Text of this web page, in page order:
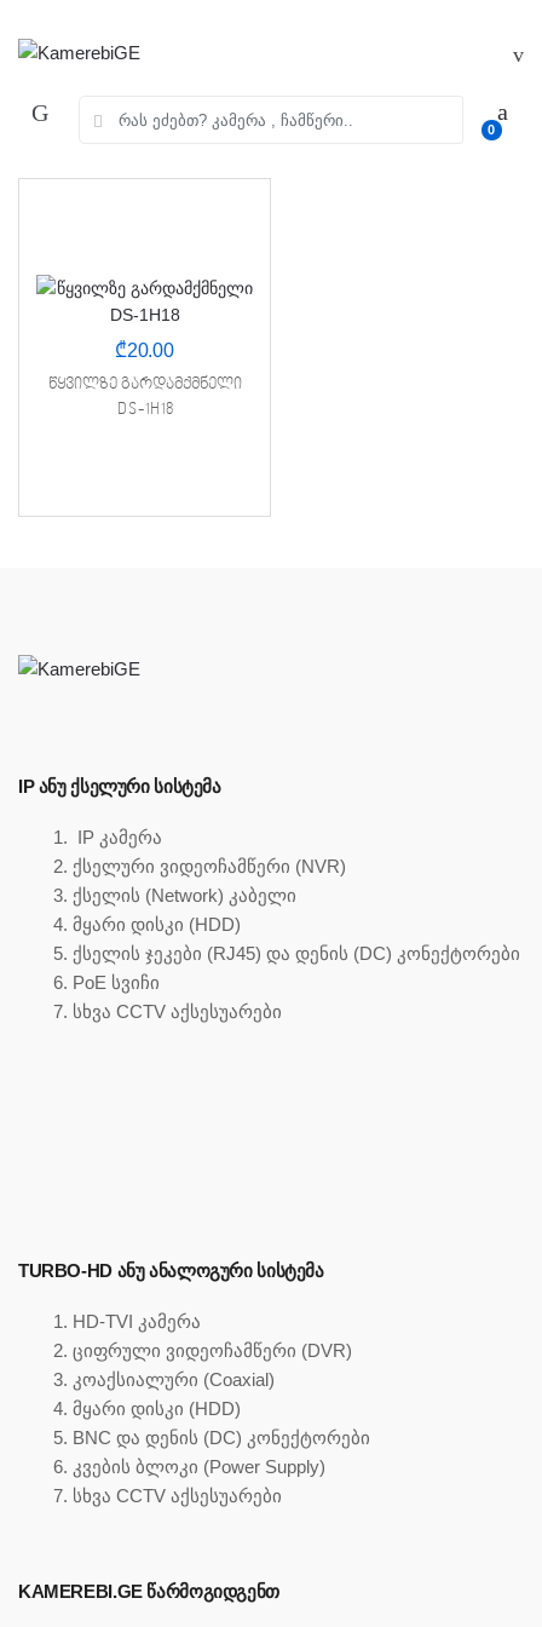
0
₾20.00
წყვილზე გარდამქმნელი
DS-1H18
IP ᲐᲜᲣ ᲥᲡᲔᲚᲣᲠᲘ ᲡᲘᲡᲢᲔᲛᲐ
IP კამერა
ქსელური ვიდეოჩამწერი (NVR)
ქსელის (Network) კაბელი
მყარი დისკი (HDD)
ქსელის ჯეკები (RJ45) და დენის (DC) კონექტორები
PoE სვიჩი
სხვა CCTV აქსესუარები
TURBO-HD ᲐᲜᲣ ᲐᲜᲐᲚᲝᲒᲣᲠᲘ ᲡᲘᲡᲢᲔᲛᲐ
HD-TVI კამერა
ციფრული ვიდეოჩამწერი (DVR)
კოაქსიალური (Coaxial)
მყარი დისკი (HDD)
BNC და დენის (DC) კონექტორები
კვების ბლოკი (Power Supply)
სხვა CCTV აქსესუარები
KAMEREBI.GE ᲬᲐᲠᲛᲝᲒᲘᲓᲒᲔᲜᲗ